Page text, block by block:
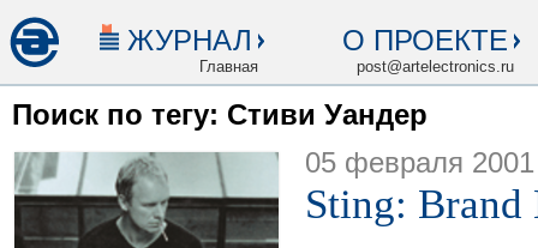
ЖУРНАЛ
Главная
О ПРОЕКТЕ
post@artelectronics.ru
Поиск по тегу: Стиви Уандер
05 февраля 2001
Sting: Brand